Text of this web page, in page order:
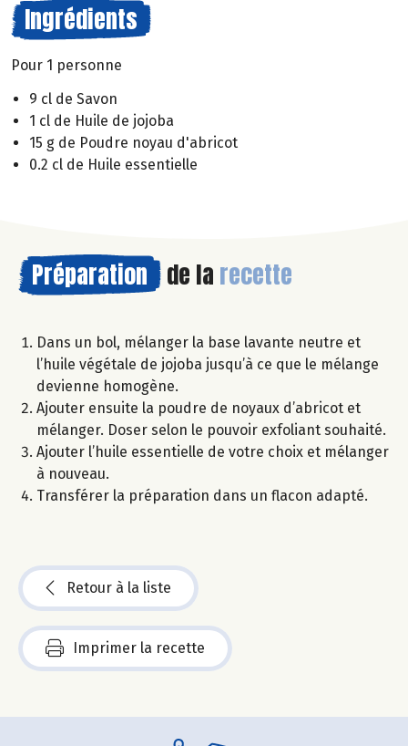
Ingrédients
Pour 1 personne
9 cl de Savon
1 cl de Huile de jojoba
15 g de Poudre noyau d'abricot
0.2 cl de Huile essentielle
Préparation de la recette
Dans un bol, mélanger la base lavante neutre et
l’huile végétale de jojoba jusqu’à ce que le mélange
devienne homogène.
Ajouter ensuite la poudre de noyaux d’abricot et
mélanger. Doser selon le pouvoir exfoliant souhaité.
Ajouter l’huile essentielle de votre choix et mélanger
à nouveau.
Transférer la préparation dans un flacon adapté.
Retour à la liste
Imprimer la recette